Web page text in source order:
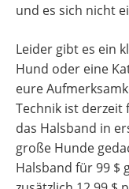
und es sich nicht
Leider gibt es ein
Hund oder eine
eure
Technik ist derzeit
das Halsband in
große Hunde
Halsband für 99 $